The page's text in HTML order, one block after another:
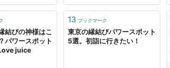
降る肌寒い日に飯
結びの神様はこ
パワースポット
juice
13 ブックマーク
東京の縁結びパワースポット
5選。初詣に行きたい！